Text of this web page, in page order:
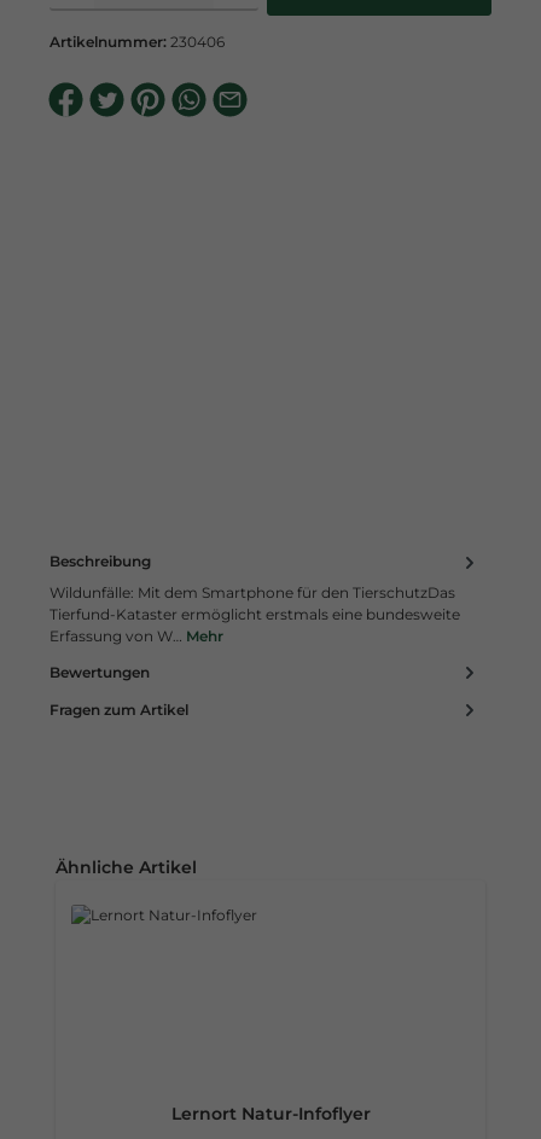
Artikelnummer: 230406
Beschreibung
Wildunfälle: Mit dem Smartphone für den TierschutzDas
Tierfund-Kataster ermöglicht erstmals eine bundesweite
Erfassung von W… Mehr
Bewertungen
Fragen zum Artikel
Produktgalerie überspringen
Ähnliche Artikel
Lernort Natur-Infoflyer